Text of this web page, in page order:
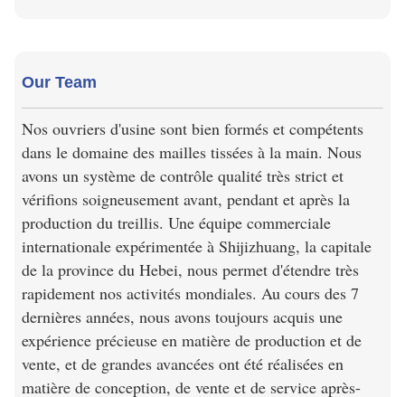
Our Team
Nos ouvriers d'usine sont bien formés et compétents
dans le domaine des mailles tissées à la main. Nous
avons un système de contrôle qualité très strict et
vérifions soigneusement avant, pendant et après la
production du treillis. Une équipe commerciale
internationale expérimentée à Shijizhuang, la capitale
de la province du Hebei, nous permet d'étendre très
rapidement nos activités mondiales. Au cours des 7
dernières années, nous avons toujours acquis une
expérience précieuse en matière de production et de
vente, et de grandes avancées ont été réalisées en
matière de conception, de vente et de service après-